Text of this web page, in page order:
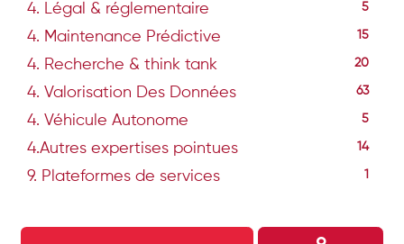
4. Légal & réglementaire 5
4. Maintenance Prédictive 15
4. Recherche & think tank 20
4. Valorisation Des Données 63
4. Véhicule Autonome 5
4.Autres expertises pointues 14
9. Plateformes de services